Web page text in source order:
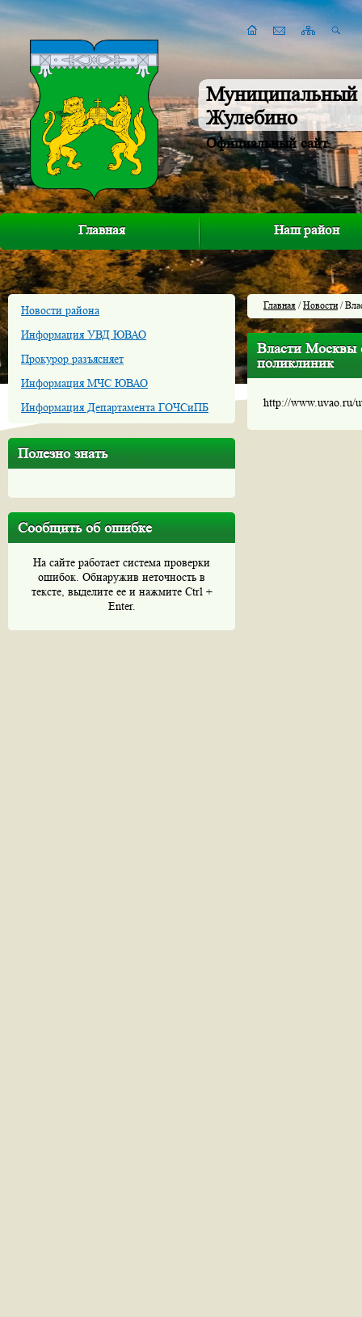
Муниципальный
Жулебино
Официальный сайт
Главная Наш район
Новости района
Информация УВД ЮВАО
Прокурор разъясняет
Информация МЧС ЮВАО
Информация Департамента ГОЧСиПБ
Полезно знать
Сообщить об ошибке
На сайте работает система проверки
ошибок. Обнаружив неточность в
тексте, выделите ее и нажмите Ctrl +
Enter.
Главная /Новости/
Власти Москвы
поликлиник
http://www.uvao.ru/